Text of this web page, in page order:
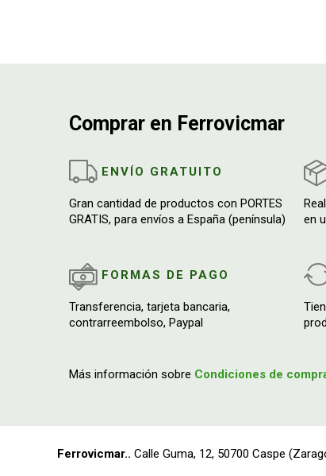
Comprar en Ferrovicmar
ENVÍO GRATUITO
Gran cantidad de productos con PORTES
GRATIS, para envíos a España (península)
en
FORMAS DE PAGO
Transferencia, tarjeta bancaria,
contrarreembolso, Paypal
Más información sobre Condiciones de
Ferrovicmar. Calle Guma, 12, 50700 Caspe